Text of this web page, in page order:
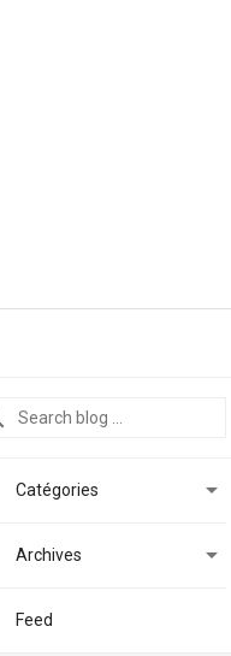
Catégories 
Archives 
Feed